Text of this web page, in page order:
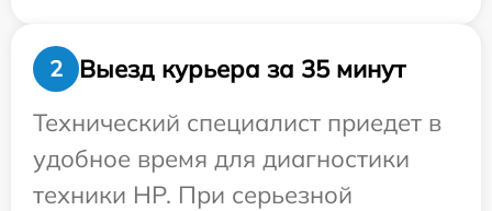
2
Выезд курьера за 35 минут
Технический специалист приедет в
удобное время для диагностики
техники HP. При серьезной